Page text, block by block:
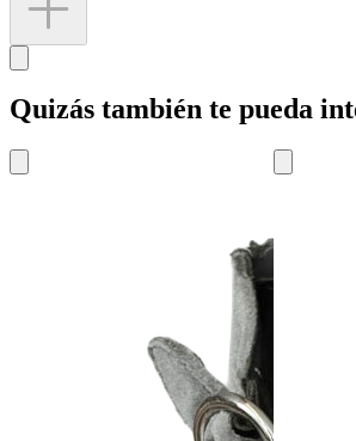
Quizás también te pueda